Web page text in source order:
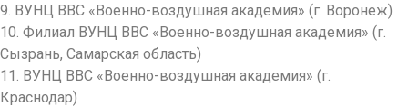
9. ВУНЦ ВВС «Военно-воздушная академия» (г. Воронеж)
10. Филиал ВУНЦ ВВС «Военно-воздушная академия» (г.
Сызрань, Самарская область)
11. ВУНЦ ВВС «Военно-воздушная академия» (г.
Краснодар)